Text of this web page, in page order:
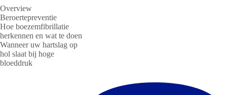
Overview
Beroertepreventie
Hoe boezemfibrillatie
herkennen en wat te doen
Wanneer uw hartslag op
hol slaat bij hoge
bloeddruk